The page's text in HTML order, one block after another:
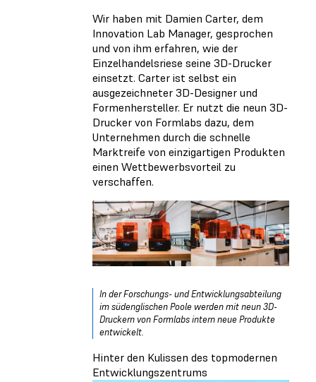
Wir haben mit Damien Carter, dem
Innovation Lab Manager, gesprochen
und von ihm erfahren, wie der
Einzelhandelsriese seine 3D-Drucker
einsetzt. Carter ist selbst ein
ausgezeichneter 3D-Designer und
Formenhersteller. Er nutzt die neun 3D-
Drucker von Formlabs dazu, dem
Unternehmen durch die schnelle
Marktreife von einzigartigen Produkten
einen Wettbewerbsvorteil zu
verschaffen.
In der Forschungs- und Entwicklungsabteilung
im südenglischen Poole werden mit neun 3D-
Druckern von Formlabs intern neue Produkte
entwickelt.
Hinter den Kulissen des topmodernen
Entwicklungszentrums